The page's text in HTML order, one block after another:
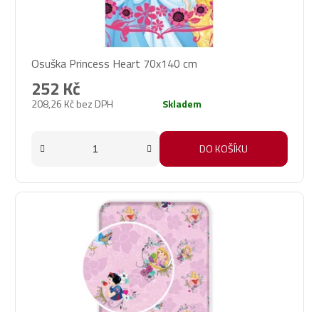
Osuška Princess Heart 70x140 cm
208,26 Kč bez DPH
252 Kč
Skladem
DO KOŠÍKU